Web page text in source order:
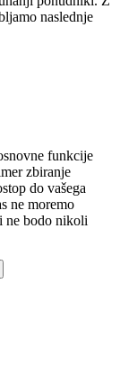
naslednje
funkcije
zbiranje
do vašega
ne moremo
ne bodo nikoli